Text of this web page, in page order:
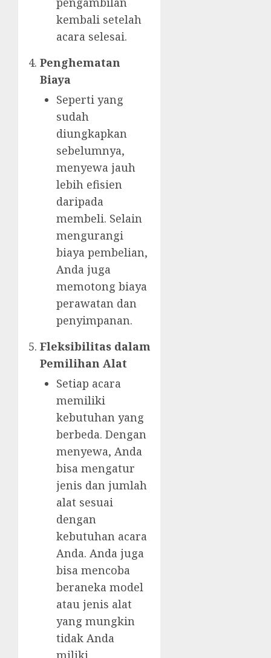
kembali setelah
acara selesai.
Penghematan
Biaya
Seperti yang
sudah
diungkapkan
sebelumnya,
menyewa jauh
lebih efisien
daripada
membeli. Selain
mengurangi
biaya pembelian,
Anda juga
memotong biaya
perawatan dan
penyimpanan.
Fleksibilitas dalam
Pemilihan Alat
Setiap acara
memiliki
kebutuhan yang
berbeda. Dengan
menyewa, Anda
bisa mengatur
jenis dan jumlah
alat sesuai
dengan
kebutuhan acara
Anda. Anda juga
bisa mencoba
beraneka model
atau jenis alat
yang mungkin
tidak Anda
miliki.